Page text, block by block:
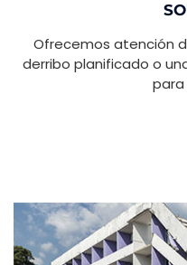
Ofrecemos atención
derribo planificado o